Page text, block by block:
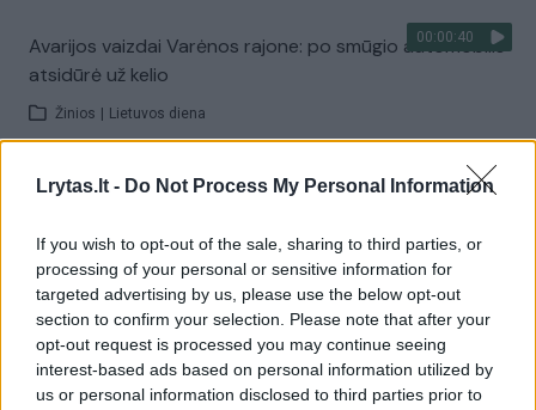
Lrytas.lt - Do Not Process My Personal Information
If you wish to opt-out of the sale, sharing to third parties, or
processing of your personal or sensitive information for
targeted advertising by us, please use the below opt-out
section to confirm your selection. Please note that after your
opt-out request is processed you may continue seeing
interest-based ads based on personal information utilized by
us or personal information disclosed to third parties prior to
00:00:40
Avarijos vaizdai Varėnos rajone: po smūgio automobilis
atsidūrė už kelio
Žinios Lietuvos diena
00:01:05
Viduržemio jūra pasiekė rekordą: vanduo įkaito iki 33
Žinios | Pasaulis
Visi įrašai